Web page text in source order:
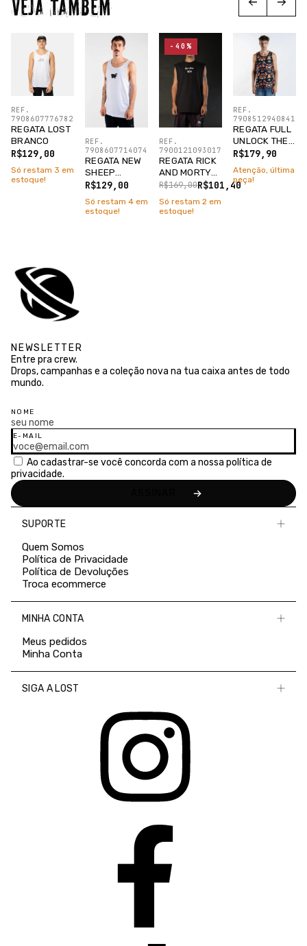
VEJA TAMBÉM
REGATA LOST
BRANCO
R$129,00
REF.
7908607776782
Só restam 3 em
estoque!
REGATA NEW
SHEEP
BRANCO
R$129,00
REF.
7908607714074
Só restam 4 em
estoque!
REGATA RICK
AND MORTY
PRETO
R$101,40
R$169,00
REF.
7900121093017
-40%
Só restam 2 em
estoque!
REGATA FULL
UNLOCK THE
MYSTERY
R$179,90
REF.
7908512940841
Atenção, última
peça!
NEWSLETTER
Entre pra crew.
Drops, campanhas e a coleção nova na tua caixa antes de todo
mundo.
NOME
E-MAIL
Ao cadastrar-se você concorda com a nossa política de
privacidade.
SUPORTE
Quem Somos
Política de Privacidade
Política de Devoluções
Troca ecommerce
MINHA CONTA
Meus pedidos
Minha Conta
SIGA A LOST